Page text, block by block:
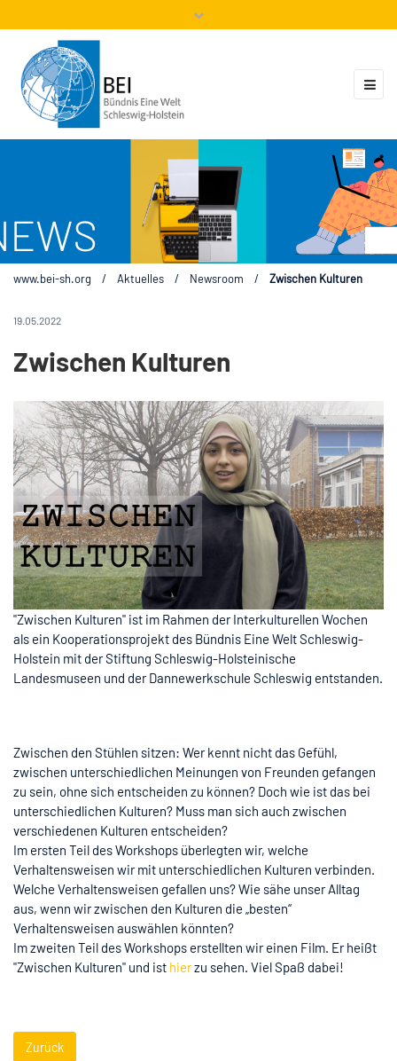
Mitglieder
www.bei-sh.org / Aktuelles / Newsroom / Zwischen Kulturen
19.05.2022
Zwischen Kulturen
"Zwischen Kulturen" ist im Rahmen der Interkulturellen Wochen
als ein Kooperationsprojekt des Bündnis Eine Welt Schleswig-
Holstein mit der Stiftung Schleswig-Holsteinische
Landesmuseen und der Dannewerkschule Schleswig entstanden.
Zwischen den Stühlen sitzen: Wer kennt nicht das Gefühl,
zwischen unterschiedlichen Meinungen von Freunden gefangen
zu sein, ohne sich entscheiden zu können? Doch wie ist das bei
unterschiedlichen Kulturen? Muss man sich auch zwischen
verschiedenen Kulturen entscheiden?
Im ersten Teil des Workshops überlegten wir, welche
Verhaltensweisen wir mit unterschiedlichen Kulturen verbinden.
Welche Verhaltensweisen gefallen uns? Wie sähe unser Alltag
aus, wenn wir zwischen den Kulturen die „besten“
Verhaltensweisen auswählen könnten?
Im zweiten Teil des Workshops erstellten wir einen Film. Er heißt
"Zwischen Kulturen" und ist hierzu sehen. Viel Spaß dabei!
Zurück